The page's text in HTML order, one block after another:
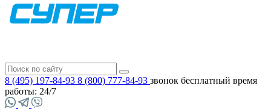
8 (495) 197-84-93 8 (800) 777-84-93 звонок бесплатный время
работы: 24/7